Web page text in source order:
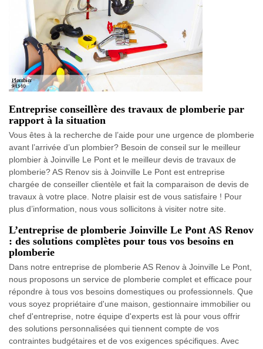
Entreprise conseillère des travaux de plomberie par
rapport à la situation
Vous êtes à la recherche de l’aide pour une urgence de plomberie
avant l’arrivée d’un plombier? Besoin de conseil sur le meilleur
plombier à Joinville Le Pont et le meilleur devis de travaux de
plomberie? AS Renov sis à Joinville Le Pont est entreprise
chargée de conseiller clientèle et fait la comparaison de devis de
travaux à votre place. Notre plaisir est de vous satisfaire ! Pour
plus d’information, nous vous sollicitons à visiter notre site.
L’entreprise de plomberie Joinville Le Pont AS Renov
: des solutions complètes pour tous vos besoins en
plomberie
Dans notre entreprise de plomberie AS Renov à Joinville Le Pont,
nous proposons un service de plomberie complet et efficace pour
répondre à tous vos besoins domestiques ou professionnels. Que
vous soyez propriétaire d'une maison, gestionnaire immobilier ou
chef d'entreprise, notre équipe d'experts est là pour vous offrir
des solutions personnalisées qui tiennent compte de vos
contraintes budgétaires et de vos exigences spécifiques. Avec